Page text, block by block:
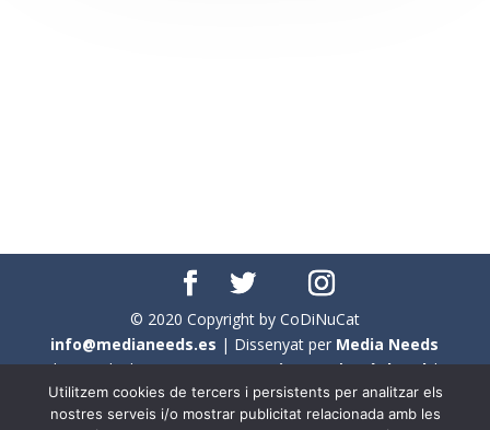
© 2020 Copyright by CoDiNuCat
info@medianeeds.es | Dissenyat per Media Needs
| Tots els drets reservats aCoDiNuCat |Avís legal|
Avís per cookies
Utilitzem cookies de tercers i persistents per analitzar els
nostres serveis i/o mostrar publicitat relacionada amb les